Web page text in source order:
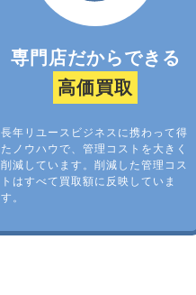
専門店だからできる
高価買取
長年リユースビジネスに携わって得
たノウハウで、管理コストを大きく
削減しています。削減した管理コス
トはすべて買取額に反映していま
す。